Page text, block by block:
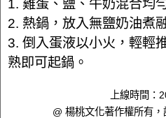
1. 雞蛋、鹽、牛奶混合均
2. 熱鍋，放入無鹽奶油煮
3. 倒入蛋液以小火，輕輕
熟即可起鍋。
上線時間：
@ 楊桃文化著作權所有，